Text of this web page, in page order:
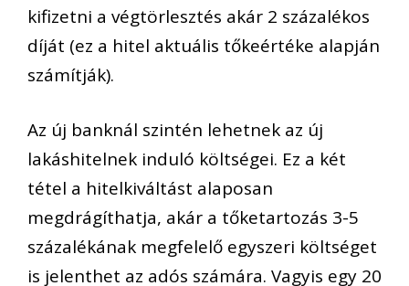
kifizetni a végtörlesztés akár 2 százalékos
díját (ez a hitel aktuális tőkeértéke alapján
számítják).
Az új banknál szintén lehetnek az új
lakáshitelnek induló költségei. Ez a két
tétel a hitelkiváltást alaposan
megdrágíthatja, akár a tőketartozás 3-5
százalékának megfelelő egyszeri költséget
is jelenthet az adós számára. Vagyis egy 20